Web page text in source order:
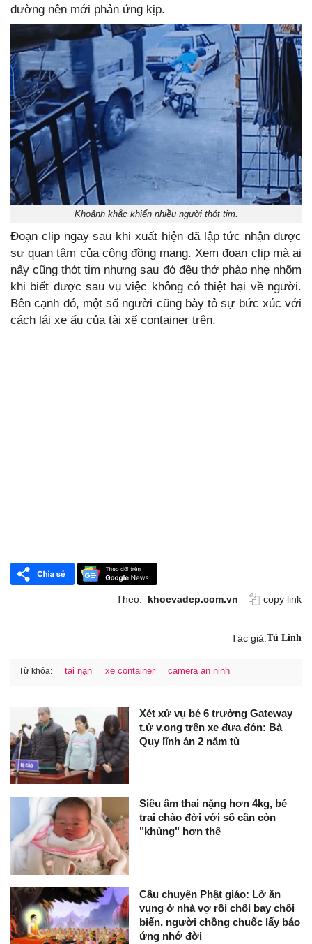
đường nên mới phản ứng kịp.
Khoảnh khắc khiến nhiều người thót tim.
Đoạn clip ngay sau khi xuất hiện đã lập tức nhận được
sự quan tâm của cộng đồng mạng. Xem đoạn clip mà ai
nấy cũng thót tim nhưng sau đó đều thở phào nhẹ nhõm
khi biết được sau vụ việc không có thiệt hại về người.
Bên cạnh đó, một số người cũng bày tỏ sự bức xúc với
cách lái xe ẩu của tài xế container trên.
Theo: khoevadep.com.vn copy link
Tác giả:Tú Linh
Từ khóa: tai nạn xe container camera an ninh
Xét xử vụ bé 6 trường Gateway
t.ử v.ong trên xe đưa đón: Bà
Quy lĩnh án 2 năm tù
Siêu âm thai nặng hơn 4kg, bé
trai chào đời với số cân còn
"khủng" hơn thế
Câu chuyện Phật giáo: Lỡ ăn
vụng ở nhà vợ rồi chối bay chối
biến, người chồng chuốc lấy báo
ứng nhớ đời